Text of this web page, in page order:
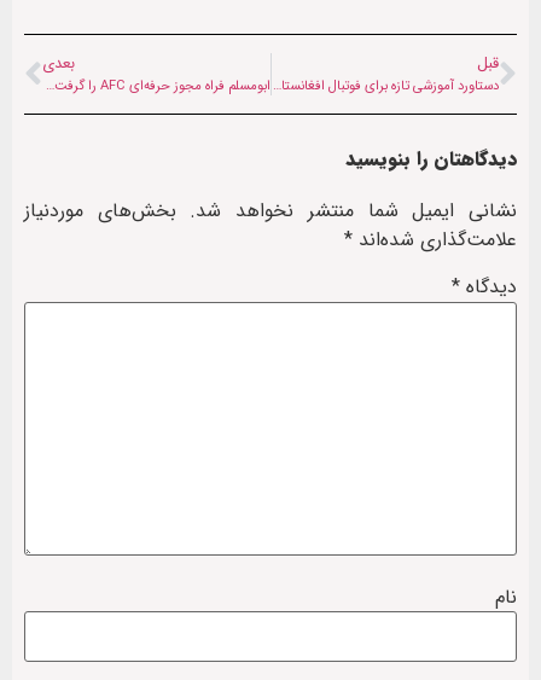
قبل
دستاورد آموزشی تازه برای فوتبال افغانستان | دو مدرس افغان مجوز سطح A آسیا گرفتند
بعدی
ابومسلم فراه مجوز حرفه‌ای AFC را گرفت | نماینده افغانستان آماده فصل جدید آسیایی
دیدگاهتان را بنویسید
نشانی ایمیل شما منتشر نخواهد شد. بخش‌های موردنیاز
علامت‌گذاری شده‌اند *
دیدگاه *
نام